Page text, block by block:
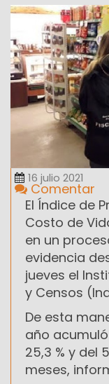
16 julio 2021
Comentar
El Índice de
Costo de
en un
evidencia
jueves el
y Censos
De esta
año
25,3 % y del
meses,